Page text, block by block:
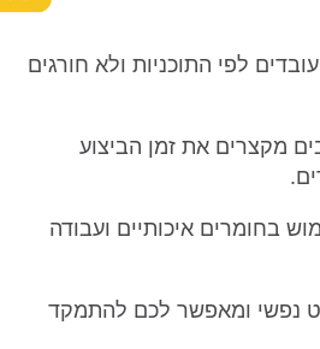
לפי התוכניות ולא חורגים
מקצרים את זמן הביצוע
בחומרים איכותיים ועבודה
נפשי ומאפשר לכם להתמקד